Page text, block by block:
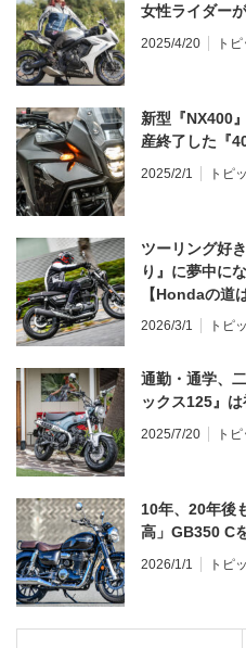
女性ライダー
2025/4/20 ト
新型『NX400
産終了した『
2025/2/1 トピ
ツーリング好
り』に夢中に
【Hondaの道
ンプレ・レビ
2026/3/1 トピ
通勤・通学、
ックス125』
2025/7/20 ト
10年、20年後
高」GB350 C
2026/1/1 トピ